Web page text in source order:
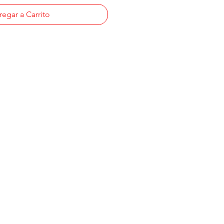
a Carrito